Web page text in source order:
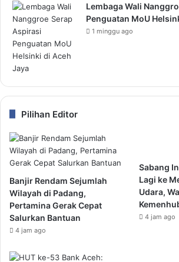
Lembaga Wali
Penguatan MoU
1 minggu ago
Pilihan Editor
Banjir Rendam Sejumlah
Wilayah di Padang,
Pertamina Gerak Cepat
Salurkan Bantuan
4 jam ago
Sabang
Lagi ke
Udara,
4 jam ago